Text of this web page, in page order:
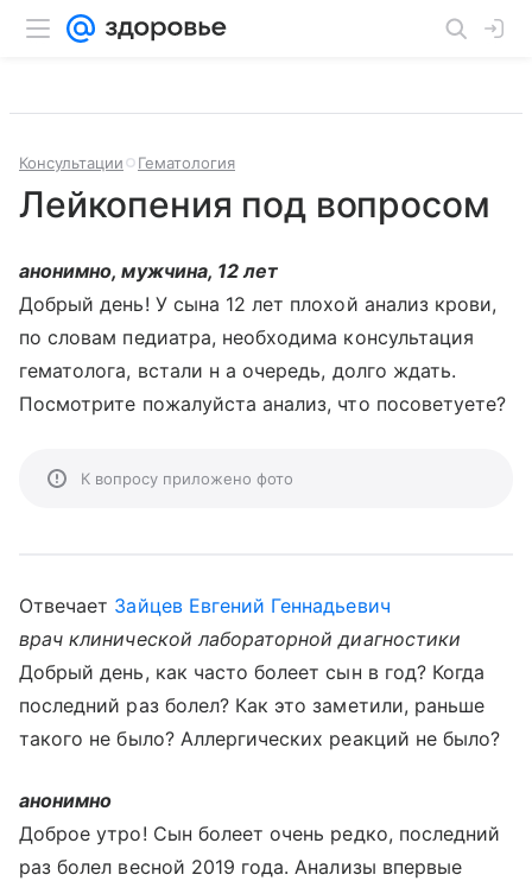
Консультации Гематология
Лейкопения под вопросом
анонимно, мужчина, 12 лет
Добрый день! У сына 12 лет плохой анализ крови,
по словам педиатра, необходима консультация
гематолога, встали н а очередь, долго ждать.
Посмотрите пожалуйста анализ, что посоветуете?
К вопросу приложено фото
Отвечает Зайцев Евгений Геннадьевич
врач клинической лабораторной диагностики
Добрый день, как часто болеет сын в год? Когда
последний раз болел? Как это заметили, раньше
такого не было? Аллергических реакций не было?
анонимно
Доброе утро! Сын болеет очень редко, последний
раз болел весной 2019 года. Анализы впервые